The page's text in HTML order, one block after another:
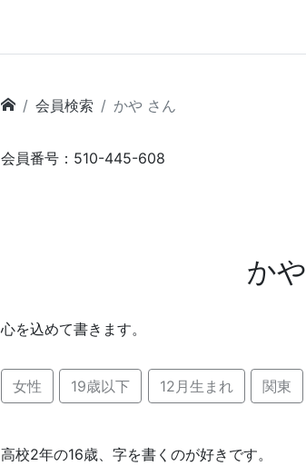
会員検索 かや さん
会員番号：510-445-608
かや
心を込めて書きます。
女性 19歳以下 12月生まれ 関東
高校2年の16歳、字を書くのが好きです。